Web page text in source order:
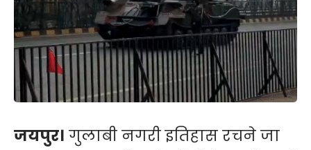
जयपुर। गुलाबी नगरी इतिहास रचने जा